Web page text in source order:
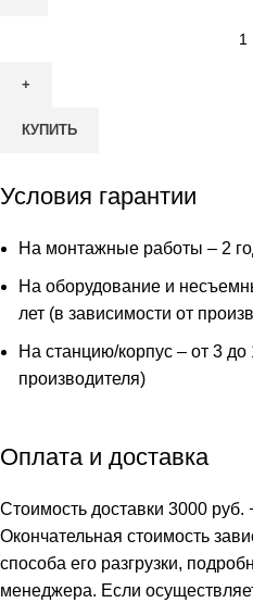
Септик
ПромКУПИТЬ
Условия гарантии
На монтажные работы – 2
На оборудование и
лет (в зависимости от
На станцию/корпус – от 3 до
производителя)
Оплата и доставка
Стоимость доставки 3000
Окончательная стоимость
способа его разгрузки,
менеджера. Если